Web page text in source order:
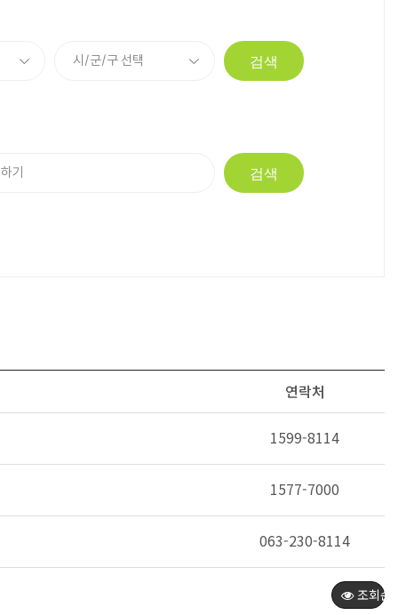
검색
검색
연락처
1599-8114
1577-7000
063-230-8114
조회순